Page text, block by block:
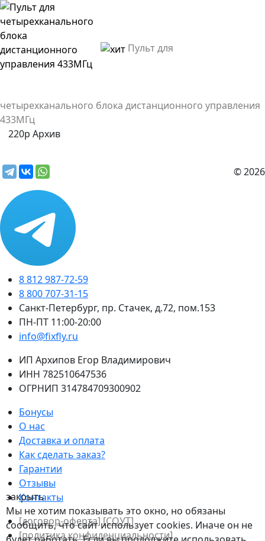
закрыть
Мы не хотим показывать это окно, но обязаны
сообщить, что сайт использует cookies. Иначе он не
Пульт для
четырехканального блока дистанционного управления
433МГц
220р Архив
© 2026
8 812 987-72-59
8 800 707-31-15
Санкт-Петербург, пр. Стачек, д.72, пом.153
ПН-ПТ 11:00-20:00
info@fixfly.ru
ИП Архипов Егор Владимирович
ИНН 782510647536
ОГРНИП 314784709300902
Бонусы
О нас
Доставка и оплата
Как сделать заказ?
Гарантии
Отзывы
Контакты
[договор-оферта] [СОУТ]
[политикa конфиденциальности]